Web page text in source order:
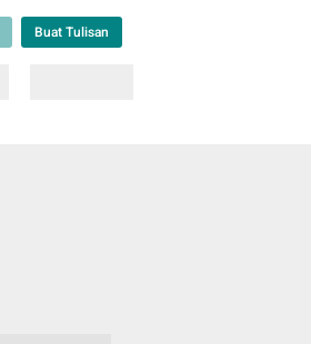
Buat Tulisan